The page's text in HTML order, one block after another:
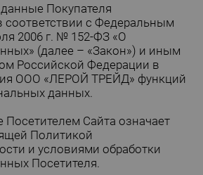
Покупателя
соответствии с Федеральным
2006 г. № 152-ФЗ «О
(далее – «Закон») и иным
Российской Федерации в
ООО «ЛЕРОЙ ТРЕЙД» функций
данных.
Посетителем Сайта означает
Политикой
и условиями обработки
Посетителя.